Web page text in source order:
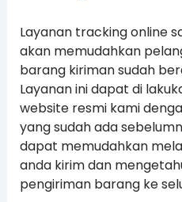
Layanan tracking online
akan memudahkan
barang kiriman sudah
Layanan ini dapat di
website resmi kami
yang sudah ada
dapat memudahkan
anda kirim dan
pengiriman barang ke